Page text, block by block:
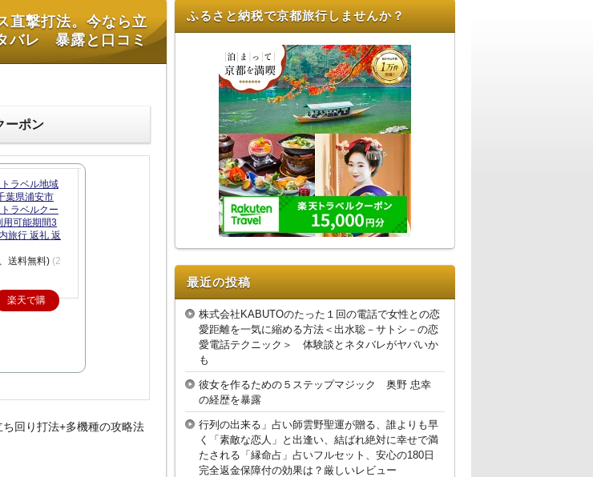
直撃打法。今なら立
バレ 暴露と口コミ
ーポン
ラベル地域
葉県浦安市
ラベルクー
可能期間3
旅行 返礼 返
送料無料) (2
楽天で購
回り打法+多機種の攻略法
ふるさと納税で京都旅行しませんか？
最近の投稿
株式会社KABUTOのたった１回の電話で女性との恋
愛距離を一気に縮める方法＜出水聡－サトシ－の恋
愛電話テクニック＞ 体験談とネタバレがヤバいか
も
彼女を作るための５ステップマジック 奥野 忠幸
の経歴を暴露
行列の出来る」占い師雲野聖運が贈る、誰よりも早
く「素敵な恋人」と出逢い、結ばれ絶対に幸せで満
たされる「縁命占」占いフルセット、安心の180日
完全返金保障付の効果は？厳しいレビュー